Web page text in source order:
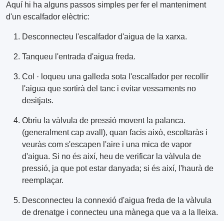
Aquí hi ha alguns passos simples per fer el manteniment
d'un escalfador elèctric:
Desconnecteu l'escalfador d'aigua de la xarxa.
Tanqueu l'entrada d'aigua freda.
Col · loqueu una galleda sota l'escalfador per recollir
l'aigua que sortirà del tanc i evitar vessaments no
desitjats.
Obriu la vàlvula de pressió movent la palanca.
(generalment cap avall), quan facis això, escoltaràs i
veuràs com s'escapen l'aire i una mica de vapor
d'aigua. Si no és així, heu de verificar la vàlvula de
pressió, ja que pot estar danyada; si és així, l'haurà de
reemplaçar.
Desconnecteu la connexió d'aigua freda de la vàlvula
de drenatge i connecteu una mànega que va a la lleixa.